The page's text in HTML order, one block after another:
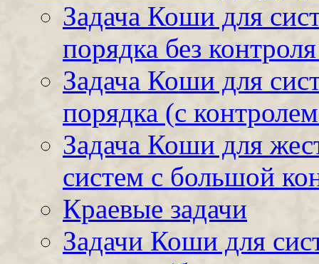
Задача Коши для
порядка без
Задача Коши для
порядка (с
Задача Коши для
систем с большой
Краевые задачи
Задачи Коши для